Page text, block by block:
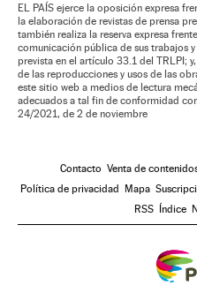
EL PAÍS ejerce la oposición expresa
la elaboración de revistas de prensa
también realiza la reserva expresa
comunicación pública de sus trabajos
prevista en el artículo 33.1 del TRLPI;
de las reproducciones y usos de las
este sitio web a medios de lectura
adecuados a tal fin de conformidad
24/2021, de 2 de noviembre
Contacto Venta de
Política de privacidad Mapa
RSS Índice